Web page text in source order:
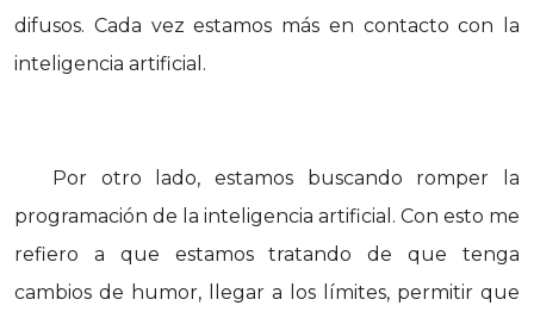
difusos. Cada vez estamos más en contacto con la
inteligencia artificial.
Por otro lado, estamos buscando romper la
programación de la inteligencia artificial. Con esto me
refiero a que estamos tratando de que tenga
cambios de humor, llegar a los límites, permitir que